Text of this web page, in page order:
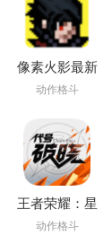
像素火影最新
版
动作格斗
王者荣耀：星
之破晓app
动作格斗